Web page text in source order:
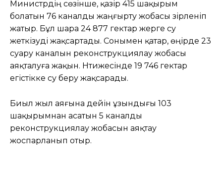
Министрдің сөзінше, қазір 415 шақырым
болатын 76 каналды жаңғырту жобасы әзірленіп
жатыр. Бұл шара 24 877 гектар жерге су
жеткізуді жақсартады. Сонымен қатар, өңірде 23
суару каналын реконструкциялау жобасы
аяқталуға жақын. Нәтижесінде 19 746 гектар
егістікке су беру жақсарады.
Биыл жыл аяғына дейін ұзындығы 103
шақырымнан асатын 5 каналды
реконструкциялау жобасын аяқтау
жоспарланып отыр.